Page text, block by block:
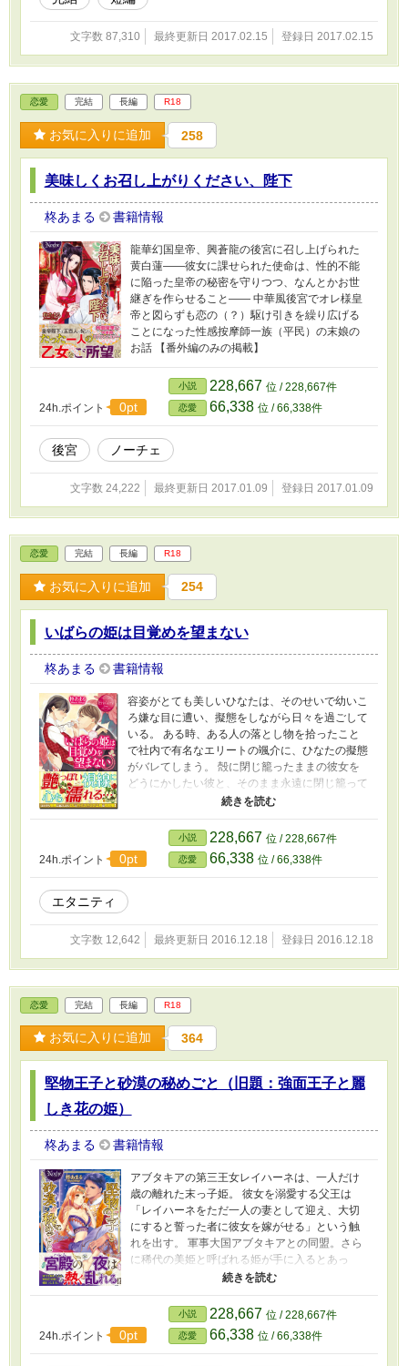
文字数 87,310 最終更新日 2017.02.15 登録日 2017.02.15
恋愛 完結 長編 R18
お気に入りに追加 258
美味しくお召し上がりください、陛下
柊あまる 書籍情報
龍華幻国皇帝、興蒼龍の後宮に召し上げられた
黄白蓮――彼女に課せられた使命は、性的不能
に陥った皇帝の秘密を守りつつ、なんとかお世
継ぎを作らせること―― 中華風後宮でオレ様皇
帝と図らずも恋の（？）駆け引きを繰り広げる
ことになった性感按摩師一族（平民）の末娘の
お話 【番外編のみの掲載】
24h.ポイント 0pt
小説 228,667 位 / 228,667件
恋愛 66,338 位 / 66,338件
後宮 ノーチェ
文字数 24,222 最終更新日 2017.01.09 登録日 2017.01.09
恋愛 完結 長編 R18
お気に入りに追加 254
いばらの姫は目覚めを望まない
柊あまる 書籍情報
容姿がとても美しいひなたは、そのせいで幼いこ
ろ嫌な目に遭い、擬態をしながら日々を過ごして
いる。 ある時、ある人の落とし物を拾ったこと
で社内で有名なエリートの颯介に、ひなたの擬態
がバレてしまう。 殻に閉じ籠ったままの彼女を
どうにかしたい彼と、そのまま永遠に閉じ籠って
いたいと願う彼女の攻防戦―― 【番外編のみ掲
24h.ポイント 0pt
小説 228,667 位 / 228,667件
恋愛 66,338 位 / 66,338件
エタニティ
文字数 12,642 最終更新日 2016.12.18 登録日 2016.12.18
恋愛 完結 長編 R18
お気に入りに追加 364
堅物王子と砂漠の秘めごと（旧題：強面王子と麗
しき花の姫）
柊あまる 書籍情報
アブタキアの第三王女レイハーネは、一人だけ
歳の離れた末っ子姫。 彼女を溺愛する父王は
「レイハーネをただ一人の妻として迎え、大切
にすると誓った者に彼女を嫁がせる」という触
れを出す。 軍事大国アブタキアとの同盟。さら
に稀代の美姫と呼ばれる姫が手に入るとあっ
て、周辺国の王子たちはこぞって名乗りを上げ
た。 父王の意向により相手はガジェティフの第
一王子に決まる。だがガジェティフは砂漠の
国。 植物を愛するレイハーネは砂漠での乾いた
生活を憂い、せめて最後にとオアシスにある幸
運の花を見に出かけた。 その帰り道、一行は盗
24h.ポイント 0pt
小説 228,667 位 / 228,667件
恋愛 66,338 位 / 66,338件